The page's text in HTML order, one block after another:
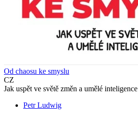
Od chaosu ke smyslu
CZ
Jak uspět ve světě změn a umělé inteligence
Petr Ludwig